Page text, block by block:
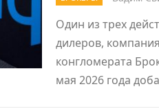
Один из трех
дилеров,
конгломерата
мая 2026 года